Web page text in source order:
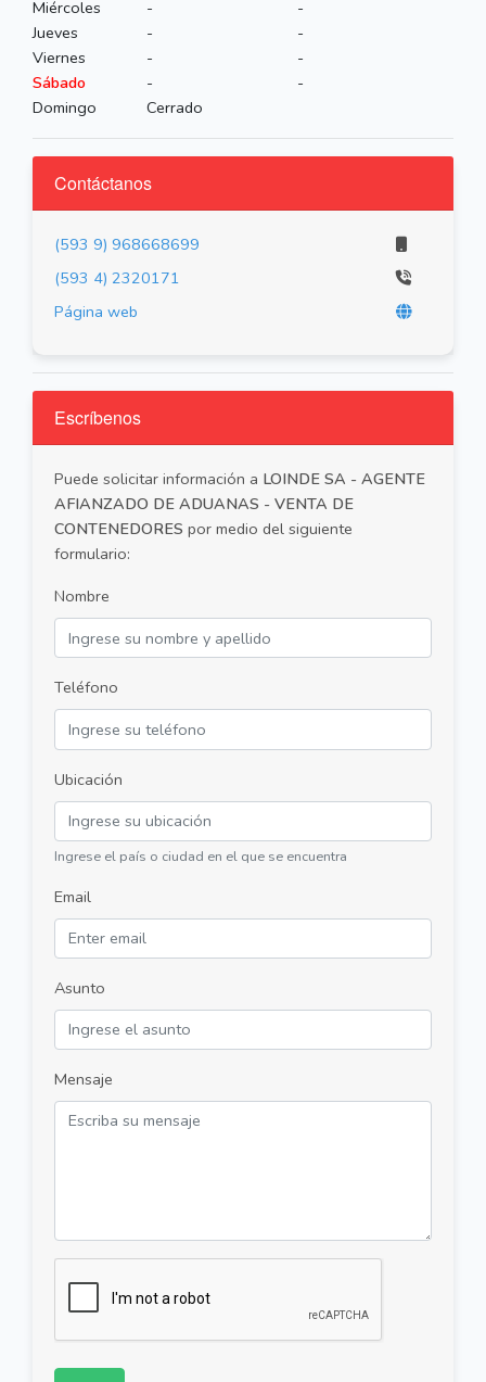
Miércoles
-
-
Jueves
-
-
Viernes
-
-
Sábado
-
-
Domingo
Cerrado
Contáctanos
(593 9) 968668699
(593 4) 2320171
Página web
Escríbenos
Puede solicitar información a LOINDE SA - AGENTE
AFIANZADO DE ADUANAS - VENTA DE
CONTENEDORES por medio del siguiente
formulario:
Nombre
Teléfono
Ubicación
Ingrese el país o ciudad en el que se encuentra
Email
Asunto
Mensaje